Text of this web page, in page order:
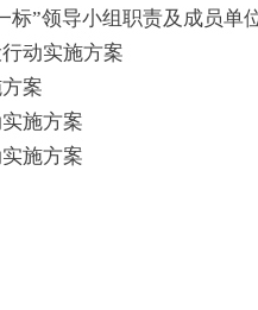
标”领导小组职责及成员单
动实施方案
案
施方案
施方案